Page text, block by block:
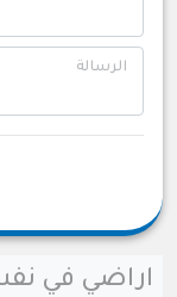
الرسالة
اراضي في